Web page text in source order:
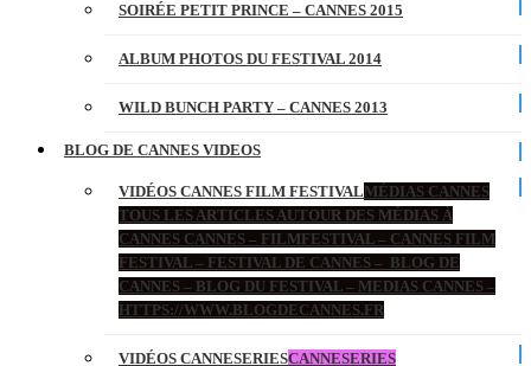
SOIRÉE PETIT PRINCE – CANNES 2015
ALBUM PHOTOS DU FESTIVAL 2014
WILD BUNCH PARTY – CANNES 2013
BLOG DE CANNES VIDEOS
VIDÉOS CANNES FILM FESTIVALMÉDIAS CANNES
TOUS LES ARTICLES AUTOUR DES MÉDIAS À
CANNES CANNES – FILMFESTIVAL – CANNES FILM
FESTIVAL – FESTIVAL DE CANNES – BLOG DE
CANNES – BLOG DU FESTIVAL – MEDIAS CANNES –
HTTPS://WWW.BLOGDECANNES.FR
VIDÉOS CANNESERIESCANNESERIES